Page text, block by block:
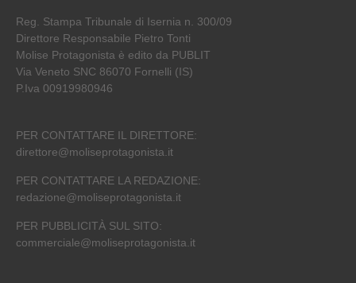
Reg. Stampa Tribunale di Isernia n. 300/09
Direttore Responsabile Pietro Tonti
Molise Protagonista è edito da PUBLIT
Via Veneto SNC 86070 Fornelli (IS)
P.Iva 00919980946
PER CONTATTARE IL DIRETTORE:
direttore@moliseprotagonista.it
PER CONTATTARE LA REDAZIONE:
redazione@moliseprotagonista.it
PER PUBBLICITÀ SUL SITO:
commerciale@moliseprotagonista.it